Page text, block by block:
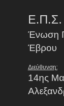
Ένωση
Έβρου
Διεύθυνση:
14ης